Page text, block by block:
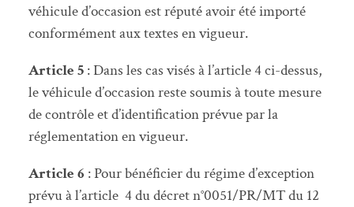
véhicule d’occasion est réputé avoir été importé
conformément aux textes en vigueur.
Article 5: Dans les cas visés à l’article 4 ci-dessus,
le véhicule d’occasion reste soumis à toute mesure
de contrôle et d’identification prévue par la
réglementation en vigueur.
Article 6 : Pour bénéficier du régime d’exception
prévu à l’article 4 du décret n°0051/PR/MT du 12